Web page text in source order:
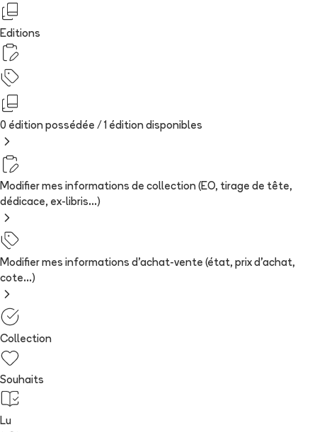
Editions
0 édition possédée / 1 édition disponibles
Modifier mes informations de collection (EO, tirage de tête,
dédicace, ex-libris...)
Modifier mes informations d'achat-vente (état, prix d'achat,
cote...)
Collection
Souhaits
Lu